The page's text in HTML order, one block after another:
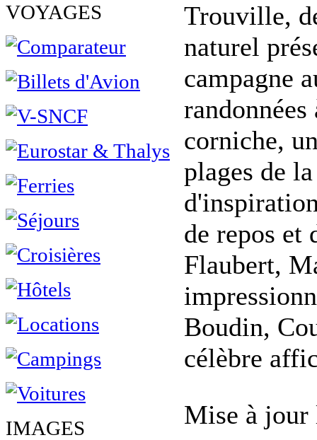
VOYAGES
IMAGES
Trouville,
naturel
campagne
corniche,
plages de
de repos et
Flaubert,
Boudin,
célèbre
Mise à jour